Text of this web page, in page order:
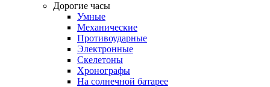
Дорогие часы
Умные
Механические
Противоударные
Электронные
Скелетоны
Хронографы
На солнечной батарее